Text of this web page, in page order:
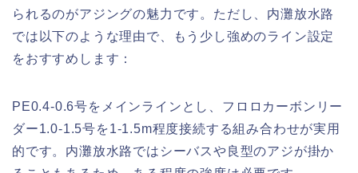
られるのがアジングの魅力です。ただし、内灘放水路
では以下のような理由で、もう少し強めのライン設定
をおすすめします：
PE0.4-0.6号をメインラインとし、フロロカーボンリー
ダー1.0-1.5号を1-1.5m程度接続する組み合わせが実用
的です。内灘放水路ではシーバスや良型のアジが掛か